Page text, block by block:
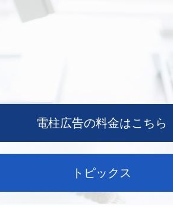
電柱広告の料金はこちら
トピックス